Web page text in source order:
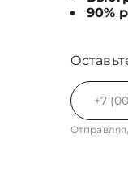
90%